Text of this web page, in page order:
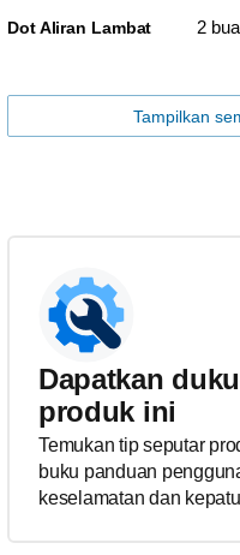
Dot Aliran Lambat 2
Tampilkan
Dapatkan
produk ini
Temukan tip seputar
buku panduan
keselamatan dan